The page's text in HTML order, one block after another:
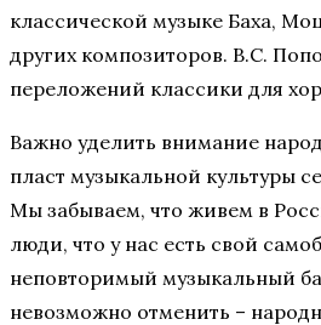
классической музыке Баха,
других композиторов. В.С.
переложений классики для
Важно уделить внимание
пласт музыкальной культуры
Мы забываем, что живем в
люди, что у нас есть свой
неповторимый музыкальный
невозможно отменить –